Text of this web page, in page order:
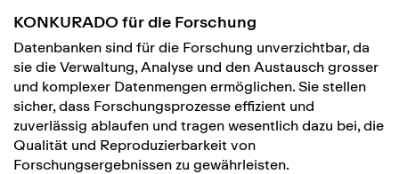
KONKURADO für die Forschung
Datenbanken sind für die Forschung unverzichtbar, da
sie die Verwaltung, Analyse und den Austausch grosser
und komplexer Datenmengen ermöglichen. Sie stellen
sicher, dass Forschungsprozesse effizient und
zuverlässig ablaufen und tragen wesentlich dazu bei, die
Qualität und Reproduzierbarkeit von
Forschungsergebnissen zu gewährleisten.